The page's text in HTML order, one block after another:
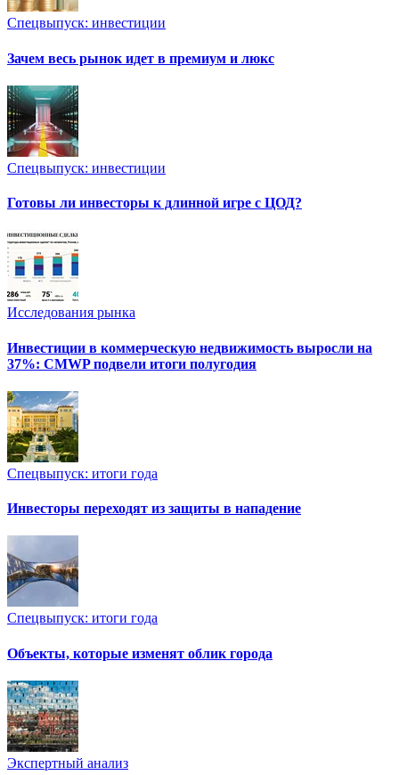
Спецвыпуск: инвестиции
Зачем весь рынок идет в премиум и люкс
Спецвыпуск: инвестиции
Готовы ли инвесторы к длинной игре с ЦОД?
Исследования рынка
Инвестиции в коммерческую недвижимость выросли на
37%: CMWP подвели итоги полугодия
Спецвыпуск: итоги года
Инвесторы переходят из защиты в нападение
Спецвыпуск: итоги года
Объекты, которые изменят облик города
Экспертный анализ